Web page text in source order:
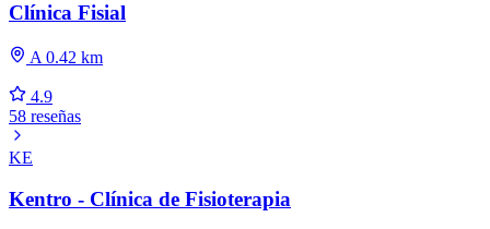
Clínica Fisial
A 0.42 km
4.9
58 reseñas
KE
Kentro - Clínica de Fisioterapia